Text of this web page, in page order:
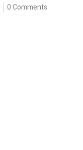
0 Comments